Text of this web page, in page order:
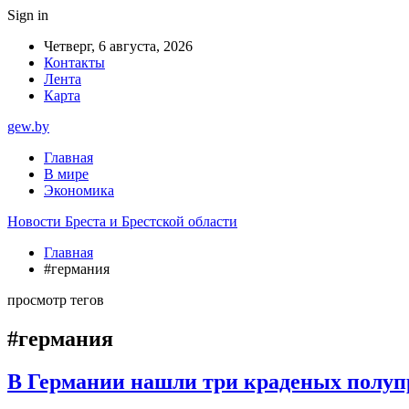
Sign in
Четверг, 6 августа, 2026
Контакты
Лента
Карта
gew.by
Главная
В мире
Экономика
Новости Бреста и Брестской области
Главная
#германия
просмотр тегов
#германия
В Германии нашли три краденых